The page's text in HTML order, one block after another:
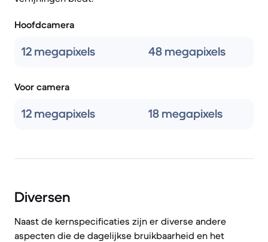
Hoofdcamera
12 megapixels 48 megapixels
Voor camera
12 megapixels 18 megapixels
Diversen
Naast de kernspecificaties zijn er diverse andere
aspecten die de dagelijkse bruikbaarheid en het